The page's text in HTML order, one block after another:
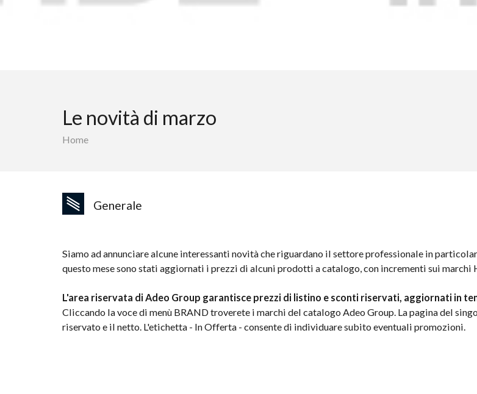
Le novità di marzo
Home
Generale
Siamo ad annunciare alcune interessanti novità che riguardano il settore professionale in
questo mese sono stati aggiornati i prezzi di alcuni prodotti a catalogo, con incrementi sui marchi
L'area riservata di Adeo Group garantisce prezzi di listino e sconti riservati, aggiornati in
Cliccando la voce di menù BRAND troverete i marchi del catalogo Adeo Group. La pagina del
riservato e il netto. L'etichetta - In Offerta - consente di individuare subito eventuali promozioni.